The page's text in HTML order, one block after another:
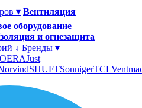
▾ Вентиляция
оборудование
и огнезащита
↓ Бренды ▾
ERAJust
SHUFTSonnigerTCL